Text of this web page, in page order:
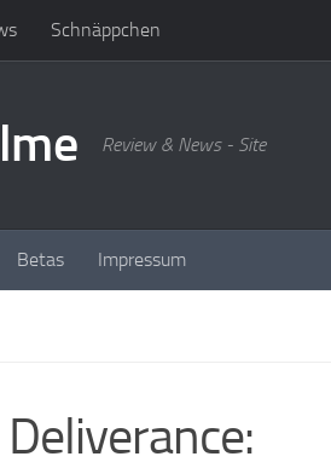
Schnäppchen
Review & News - Site
Betas Impressum